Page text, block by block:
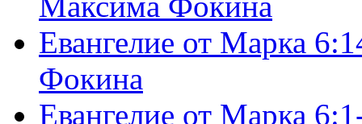
Евангелие от Марка
Фокина
Евангелие от Марка